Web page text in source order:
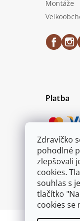
Zdravíčko
pohodlné
zlepšovali
cookies.
souhlas s
tlačítko
cookies se
Montáže
Platba